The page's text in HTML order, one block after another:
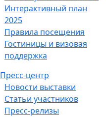
Интерактивный план
2025
Правила посещения
Гостиницы и визовая
поддержка
Пресс-центр
Новости выставки
Статьи участников
Пресс-релизы